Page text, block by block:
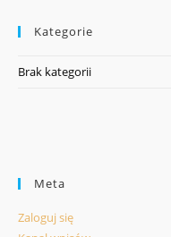
Kategorie
Brak kategorii
Meta
Zaloguj się